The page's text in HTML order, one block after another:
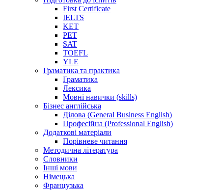
First Certificate
IELTS
KET
PET
SAT
TOEFL
YLE
Граматика та практика
Граматика
Лексика
Мовні навички (skills)
Бізнес англійська
Ділова (General Business English)
Професійна (Professional English)
Додаткові матеріали
Порівневе читання
Методична література
Словники
Інші мови
Німецька
Французька